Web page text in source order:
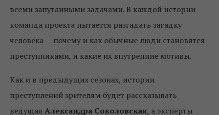
всеми запутанными задачами. В каждой истории
команда проекта пытается разгадать загадку
человека — почему и как обычные люди становятся
преступниками, и какие их внутренние мотивы.
Как и в предыдущих сезонах, истории
преступлений зрителям будет рассказывать
ведущая Александра Соколовская, а эксперты